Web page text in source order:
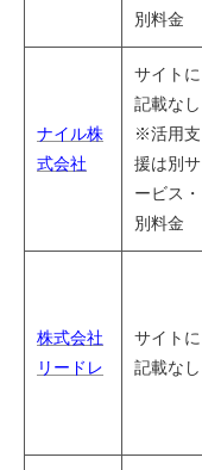
別料金
ナイル株
式会社
サイトに
記載なし
※活用支
援は別サ
ービス・
別料金
株式会社
リードレ
サイトに
記載なし